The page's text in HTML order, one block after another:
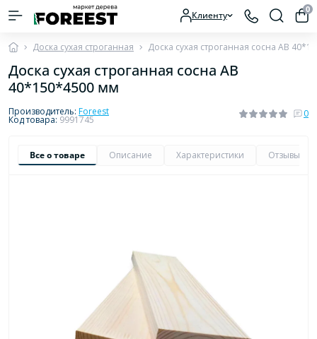
Клиенту 0
Доска сухая строганная Доска сухая строганная сосна AB
Доска сухая строганная сосна AB
40*150*4500 мм
Производитель: Foreest
Код товара: 9991745
0
Все о товаре Описание Характеристики Отзывы